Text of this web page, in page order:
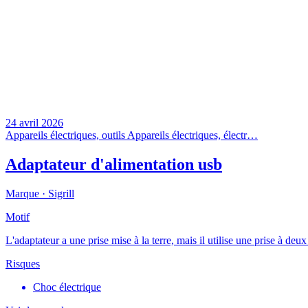
24 avril 2026
Appareils électriques, outilsAppareils électriques, électr…
Adaptateur d'alimentation usb
Marque · Sigrill
Motif
L'adaptateur a une prise mise à la terre, mais il utilise une prise à
Risques
Choc électrique